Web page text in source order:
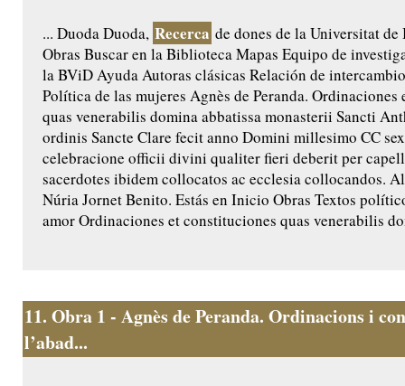
... Duoda Duoda, Recerca de dones de la Universitat
Obras Buscar en la Biblioteca Mapas Equipo de
la BViD Ayuda Autoras clásicas Relación de
Política de las mujeres Agnès de Peranda.
quas venerabilis domina abbatissa monasterii Sancti
ordinis Sancte Clare fecit anno Domini millesimo CC
celebracione officii divini qualiter fieri deberit per
sacerdotes ibidem collocatos ac ecclesia collocandos.
Núria Jornet Benito. Estás en Inicio Obras Textos
amor Ordinaciones et constituciones quas venerabilis
11. Obra 1 - Agnès de Peranda. Ordinacions i
l’abad...